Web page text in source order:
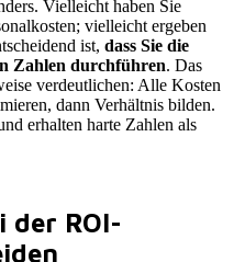
Vielleicht haben Sie
vielleicht ergeben
ist, dass Sie die
Zahlen durchführen. Das
verdeutlichen: Alle Kosten
dann Verhältnis bilden.
erhalten harte Zahlen als
der ROI-